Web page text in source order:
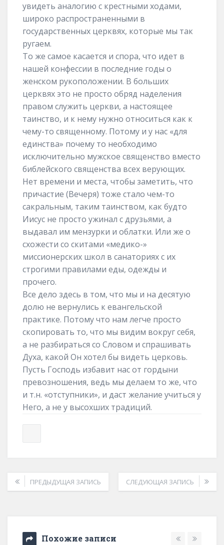
увидеть аналогию с крестными ходами,
широко распространенными в
государственных церквях, которые мы так
ругаем.
То же самое касается и спора, что идет в
нашей конфессии в последние годы о
женском рукоположении. В больших
церквях это не просто обряд наделения
правом служить церкви, а настоящее
таинство, и к нему нужно относиться как к
чему-то священному. Потому и у нас «для
единства» почему то необходимо
исключительно мужское священство вместо
библейского священства всех верующих.
Нет времени и места, чтобы заметить, что
причастие (Вечеря) тоже стало чем-то
сакральным, таким таинством, как будто
Иисус не просто ужинал с друзьями, а
выдавал им мензурки и облатки. Или же о
схожести со скитами «медико-»
миссионерских школ в санаториях с их
строгими правилами еды, одежды и
прочего.
Все дело здесь в том, что мы и на десятую
долю не вернулись к евангельской
практике. Потому что нам легче просто
скопировать то, что мы видим вокруг себя,
а не разбираться со Словом и спрашивать
Духа, какой Он хотел бы видеть церковь.
Пусть Господь избавит нас от гордыни
превозношения, ведь мы делаем то же, что
и т.н. «отступники», и даст желание учиться у
Него, а не у высохших традиций.
ПРЕДЫДУЩАЯ ЗАПИСЬ СЛЕДУЮЩАЯ ЗАПИСЬ
Похожие записи